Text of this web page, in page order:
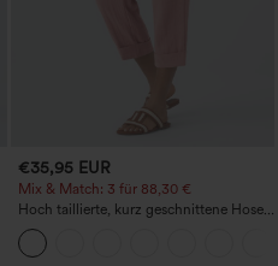
€35,95 EUR
Mix & Match: 3 für 88,30 €
Hoch taillierte, kurz geschnittene Hose
mit Reißverschlusstasche in Leinenoptik